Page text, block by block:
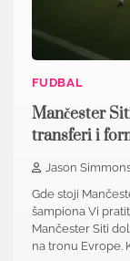
FUDBAL
Mančester
transferi i
Jason
Gde stoji
šampiona Vi
Mančester Siti
na tronu Evrope.